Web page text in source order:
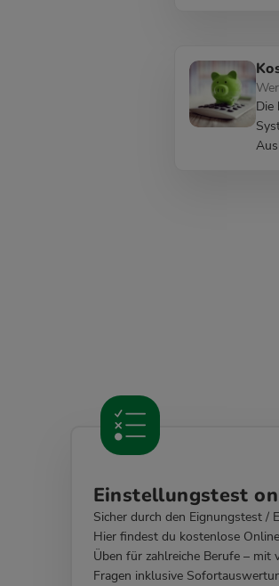
Die
Einstellungstest
Sicher durch den Eignungstest /
Hier findest du kostenlose
Üben für zahlreiche Berufe – mit
Fragen inklusive